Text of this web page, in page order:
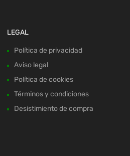
LEGAL
Política de privacidad
Aviso legal
Política de cookies
Términos y condiciones
Desistimiento de compra